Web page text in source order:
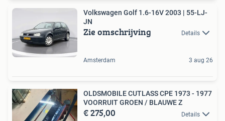
Volkswagen Golf 1.6-16V 2003 | 55-LJ-
JN
Zie omschrijving Details
Amsterdam 3 aug 26
OLDSMOBILE CUTLASS CPE 1973 - 1977
VOORRUIT GROEN / BLAUWE Z
€ 275,00 Details